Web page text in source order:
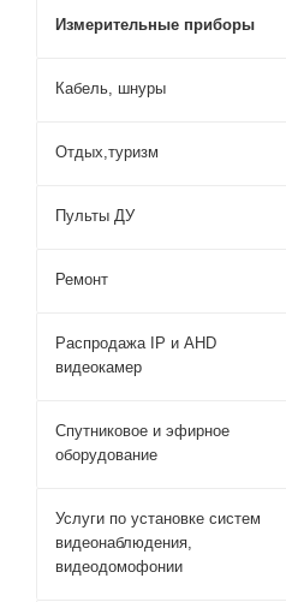
Измерительные приборы
Кабель, шнуры
Отдых,туризм
Пульты ДУ
Ремонт
Распродажа IP и AHD
видеокамер
Спутниковое и эфирное
оборудование
Услуги по установке систем
видеонаблюдения,
видеодомофонии